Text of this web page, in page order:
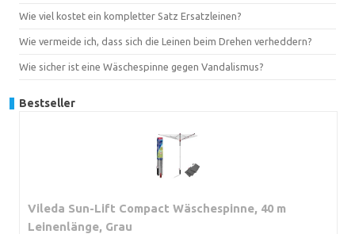
Wie viel kostet ein kompletter Satz Ersatzleinen?
Wie vermeide ich, dass sich die Leinen beim Drehen verheddern?
Wie sicher ist eine Wäschespinne gegen Vandalismus?
Bestseller
Vileda Sun-Lift Compact Wäschespinne, 40 m
Leinenlänge, Grau